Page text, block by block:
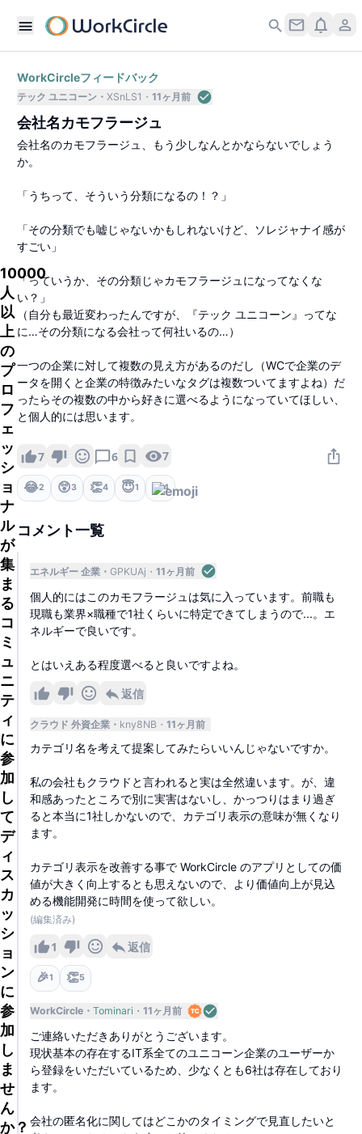
10000
人
以
上
の
プ
ロ
フ
ェ
ッ
シ
ョ
ナ
ル
が
集
ま
る
コ
ミ
ュ
ニ
テ
ィ
に
参
加
し
て
デ
ィ
ス
カ
ッ
シ
ョ
ン
に
参
加
し
ま
せ
ん
か？
WorkCircleフィードバック
テック ユニコーン XSnLS1 11ヶ月前
会社名カモフラージュ
会社名のカモフラージュ、もう少しなんとかならないでしょう
か。
「うちって、そういう分類になるの！？」
「その分類でも嘘じゃないかもしれないけど、ソレジャナイ感が
すごい」
「っていうか、その分類じゃカモフラージュになってなくな
い？」
（自分も最近変わったんですが、『テック ユニコーン』ってな
に…その分類になる会社って何社いるの…）
一つの企業に対して複数の見え方があるのだし（WCで企業のデ
ータを開くと企業の特徴みたいなタグは複数ついてますよね）だ
ったらその複数の中から好きに選べるようになっていてほしい、
と個人的には思います。
7 6 7
😂2 😲3 👏4 😇1 4
コメント一覧
エネルギー 企業 GPKUAj 11ヶ月前
個人的にはこのカモフラージュは気に入っています。前職も
現職も業界×職種で1社くらいに特定できてしまうので...。エ
ネルギーで良いです。
とはいえある程度選べると良いですよね。
返信
クラウド 外資企業 kny8NB 11ヶ月前
カテゴリ名を考えて提案してみたらいいんじゃないですか。
私の会社もクラウドと言われると実は全然違います。が、違
和感あったところで別に実害はないし、かっつりはまり過ぎ
ると本当に1社しかないので、カテゴリ表示の意味が無くなり
ます。
カテゴリ表示を改善する事で WorkCircle のアプリとしての価
値が大きく向上するとも思えないので、より価値向上が見込
める機能開発に時間を使って欲しい。
(編集済み)
1 返信
🎉1 👏5
WorkCircle Tominari 11ヶ月前
ご連絡いただきありがとうございます。
現状基本の存在するIT系全てのユニコーン企業のユーザーか
ら登録をいただいているため、少なくとも6社は存在しており
ます。
会社の匿名化に関してはどこかのタイミングで見直したいと